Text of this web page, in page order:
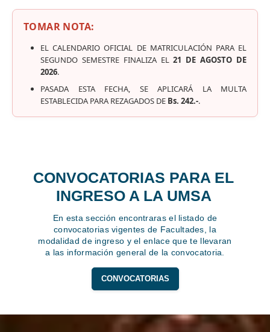
TOMAR NOTA:
EL CALENDARIO OFICIAL DE MATRICULACIÓN PARA EL
SEGUNDO SEMESTRE FINALIZA EL21 DE AGOSTO DE
2026.
PASADA ESTA FECHA, SE APLICARÁ LA MULTA
ESTABLECIDA PARA REZAGADOS DE Bs. 242.-.
CONVOCATORIAS PARA EL
INGRESO A LA UMSA
En esta sección encontraras el listado de
convocatorias vigentes de Facultades, la
modalidad de ingreso y el enlace que te llevaran
a las información general de la convocatoria.
CONVOCATORIAS